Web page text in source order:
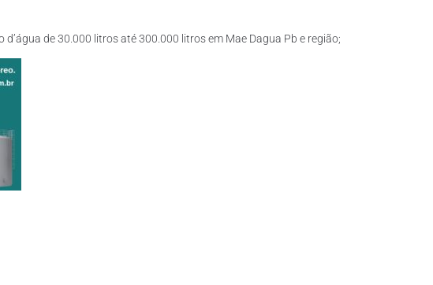
de 30.000 litros até 300.000 litros em Mae Dagua Pb e região;